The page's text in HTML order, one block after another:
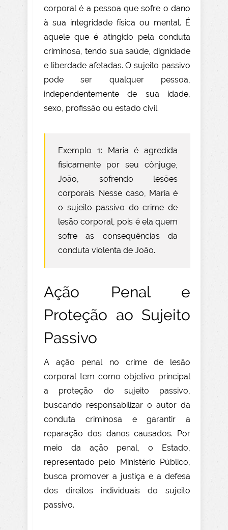
corporal é a pessoa que sofre o dano
à sua integridade física ou mental. É
aquele que é atingido pela conduta
criminosa, tendo sua saúde, dignidade
e liberdade afetadas. O sujeito passivo
pode ser qualquer pessoa,
independentemente de sua idade,
sexo, profissão ou estado civil.
Exemplo 1: Maria é agredida
fisicamente por seu cônjuge,
João, sofrendo lesões
corporais. Nesse caso, Maria é
o sujeito passivo do crime de
lesão corporal, pois é ela quem
sofre as consequências da
conduta violenta de João.
Ação Penal e
Proteção ao Sujeito
Passivo
A ação penal no crime de lesão
corporal tem como objetivo principal
a proteção do sujeito passivo,
buscando responsabilizar o autor da
conduta criminosa e garantir a
reparação dos danos causados. Por
meio da ação penal, o Estado,
representado pelo Ministério Público,
busca promover a justiça e a defesa
dos direitos individuais do sujeito
passivo.